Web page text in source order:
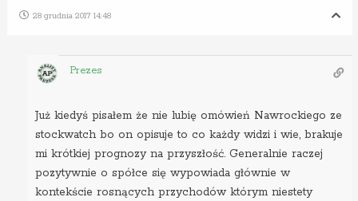
28 grudnia 2017 14:48
Prezes
Już kiedyś pisałem że nie lubię omówień Nawrockiego ze
stockwatch bo on opisuje to co każdy widzi i wie, brakuje
mi krótkiej prognozy na przyszłość. Generalnie raczej
pozytywnie o spółce się wypowiada głównie w
kontekście rosnących przychodów którym niestety